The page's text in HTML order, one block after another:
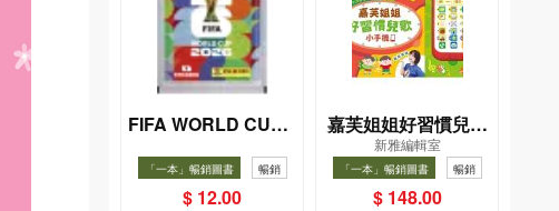
FIFA WORLD CUP 2
貼紙包）
「一本」暢銷圖書 暢銷
$ 12.00
嘉芙姐姐好習慣兒歌
小手機
新雅編輯室
「一本」暢銷圖書 暢銷
$ 148.00